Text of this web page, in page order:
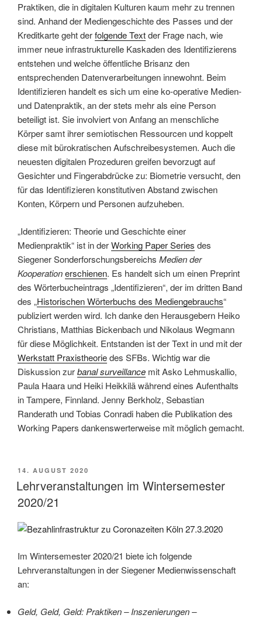
Praktiken, die in digitalen Kulturen kaum mehr zu trennen
sind. Anhand der Mediengeschichte des Passes und der
Kreditkarte geht derfolgende Textder Frage nach, wie
immer neue infrastrukturelle Kaskaden des Identifizierens
entstehen und welche öffentliche Brisanz den
entsprechenden Datenverarbeitungen innewohnt. Beim
Identifizieren handelt es sich um eine ko-operative Medien-
und Datenpraktik, an der stets mehr als eine Person
beteiligt ist. Sie involviert von Anfang an menschliche
Körper samt ihrer semiotischen Ressourcen und koppelt
diese mit bürokratischen Aufschreibesystemen. Auch die
neuesten digitalen Prozeduren greifen bevorzugt auf
Gesichter und Fingerabdrücke zu: Biometrie versucht, den
für das Identifizieren konstitutiven Abstand zwischen
Konten, Körpern und Personen aufzuheben.
„Identifizieren: Theorie und Geschichte einer
Medienpraktik“ ist in derWorking Paper Series des
Siegener Sonderforschungsbereichs Medien der
Kooperationerschienen. Es handelt sich um einen Preprint
des Wörterbucheintrags „Identifizieren“, der im dritten Band
des „Historischen Wörterbuchs des Mediengebrauchs“
publiziert werden wird. Ich danke den Herausgebern Heiko
Christians, Matthias Bickenbach und Nikolaus Wegmann
für diese Möglichkeit. Entstanden ist derText in und mit der
Werkstatt Praxistheoriedes SFBs. Wichtig war die
Diskussion zurbanal surveillance mit Asko Lehmuskallio,
Paula Haara und Heiki Heikkilä während eines Aufenthalts
in Tampere, Finnland. Jenny Berkholz, Sebastian
Randerath und Tobias Conradi haben die Publikation des
Working Papers dankenswerterweise mit möglich gemacht.
VERÖFFENTLICHT
AM
14. AUGUST 2020
Lehrveranstaltungen im Wintersemester
2020/21
Im Wintersemester 2020/21 biete ich folgende
Lehrveranstaltungen in der Siegener Medienwissenschaft
an:
Geld, Geld, Geld: Praktiken – Inszenierungen –